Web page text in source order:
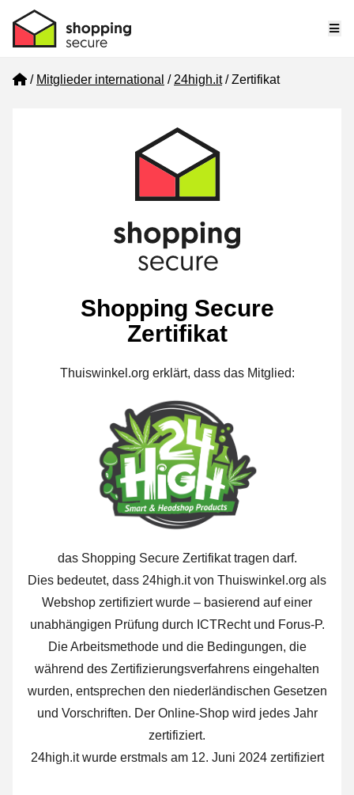
Home
Mitglieder international 24high.it Zertifikat
Shopping Secure
Zertifikat
Thuiswinkel.org erklärt, dass das Mitglied:
das Shopping Secure Zertifikat tragen darf.
Dies bedeutet, dass 24high.it von Thuiswinkel.org als
Webshop zertifiziert wurde – basierend auf einer
unabhängigen Prüfung durch ICTRecht und Forus-P.
Die Arbeitsmethode und die Bedingungen, die
während des Zertifizierungsverfahrens eingehalten
wurden, entsprechen den niederländischen Gesetzen
und Vorschriften. Der Online-Shop wird jedes Jahr
zertifiziert.
24high.it wurde erstmals am 12. Juni 2024 zertifiziert